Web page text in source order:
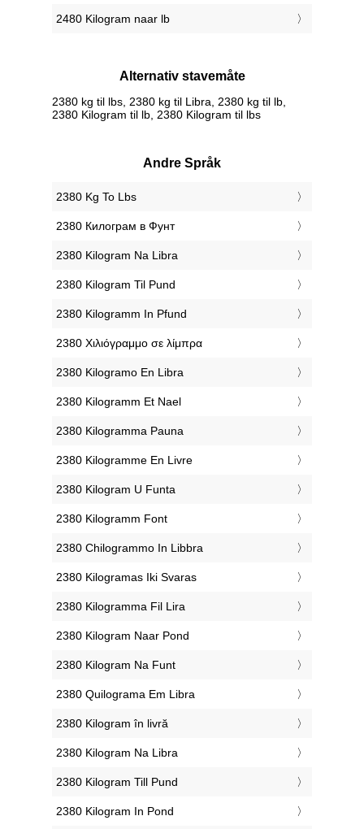
2480 Kilogram naar lb
Alternativ stavemåte
2380 kg til lbs, 2380 kg til Libra, 2380 kg til lb,
2380 Kilogram til lb, 2380 Kilogram til lbs
Andre Språk
‎2380 Kg To Lbs
‎2380 Килограм в Фунт
‎2380 Kilogram Na Libra
‎2380 Kilogram Til Pund
‎2380 Kilogramm In Pfund
‎2380 Χιλιόγραμμο σε λίμπρα
‎2380 Kilogramo En Libra
‎2380 Kilogramm Et Nael
‎2380 Kilogramma Pauna
‎2380 Kilogramme En Livre
‎2380 Kilogram U Funta
‎2380 Kilogramm Font
‎2380 Chilogrammo In Libbra
‎2380 Kilogramas Iki Svaras
‎2380 Kilogramma Fil Lira
‎2380 Kilogram Naar Pond
‎2380 Kilogram Na Funt
‎2380 Quilograma Em Libra
‎2380 Kilogram în livră
‎2380 Kilogram Na Libra
‎2380 Kilogram Till Pund
‎2380 Kilogram In Pond